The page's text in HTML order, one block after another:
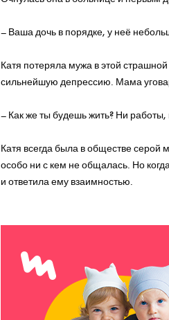
– Ваша дочь в порядке, у неё
Катя потеряла мужа в этой
сильнейшую депрессию. Мама
– Как же ты будешь жить? Ни
Катя всегда была в обществе серой
особо ни с кем не общалась. Но
и ответила ему взаимностью.